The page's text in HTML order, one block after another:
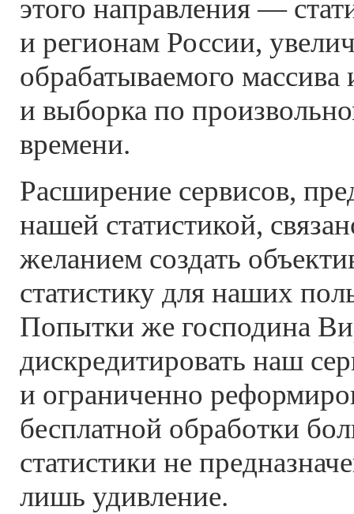
этого направления —
и регионам России,
обрабатываемого
и выборка по
времени.
Расширение сервисов,
нашей статистикой,
желанием создать
статистику для наших
Попытки же господина
дискредитировать наш
и ограниченно
бесплатной обработки
статистики не
лишь удивление.